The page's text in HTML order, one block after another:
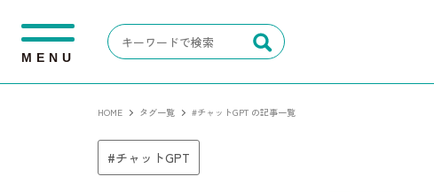
M E N U
HOME タグ一覧 #チャットGPT の記事一覧
チャットGPT